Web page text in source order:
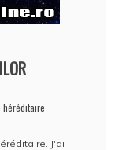
héréditaire
J'ai